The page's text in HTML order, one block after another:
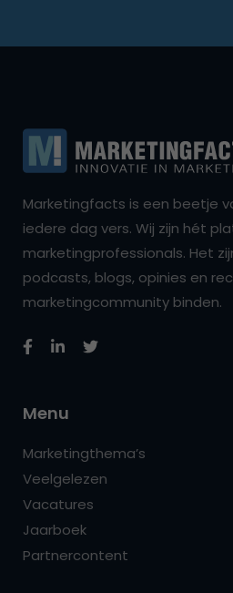
Marketingfacts is een beetje
iedere dag vers. Wij zijn hét
marketingprofessionals. Het
podcasts, blogs, opinies en
marketingcommunity binden.
Menu
Marketingthema’s
Veelgelezen
Vacatures
Jaarboek
Partnercontent